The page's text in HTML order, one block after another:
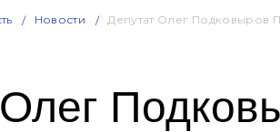
Новости Депутат Олег Подковыров